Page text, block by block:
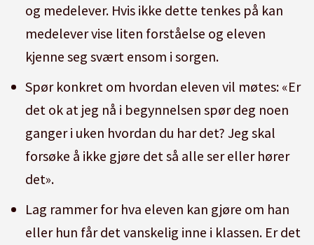
og medelever. Hvis ikke dette tenkes på kan
medelever vise liten forståelse og eleven
kjenne seg svært ensom i sorgen.
Spør konkret om hvordan eleven vil møtes: «Er
det ok at jeg nå i begynnelsen spør deg noen
ganger i uken hvordan du har det? Jeg skal
forsøke å ikke gjøre det så alle ser eller hører
det».
Lag rammer for hva eleven kan gjøre om han
eller hun får det vanskelig inne i klassen. Er det